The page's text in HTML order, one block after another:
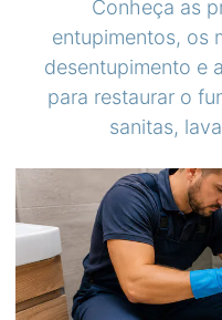
Conheça as
entupimentos, os
desentupimento e
para restaurar o
sanitas,